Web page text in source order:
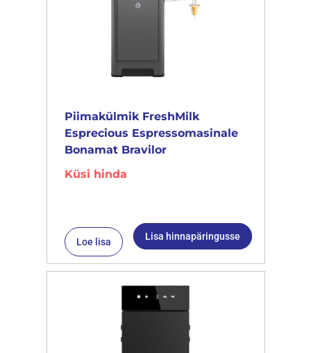
Piimakülmik FreshMilk
Esprecious Espressomasinale
Bonamat Bravilor
Küsi hinda
Loe lisa Lisa hinnapäringusse